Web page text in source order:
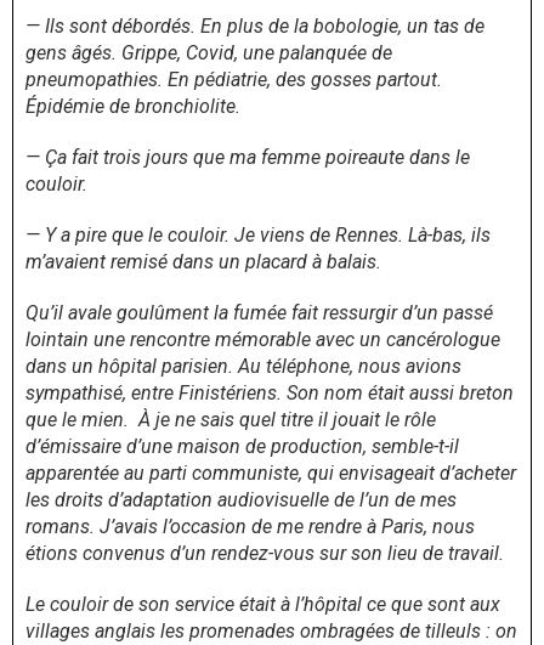
— Ils sont débordés. En plus de la bobologie, un tas de
gens âgés. Grippe, Covid, une palanquée de
pneumopathies. En pédiatrie, des gosses partout.
Épidémie de bronchiolite.
— Ça fait trois jours que ma femme poireaute dans le
couloir.
— Y a pire que le couloir. Je viens de Rennes. Là-bas, ils
m’avaient remisé dans un placard à balais.
Qu’il avale goulûment la fumée fait ressurgir d’un passé
lointain une rencontre mémorable avec un cancérologue
dans un hôpital parisien. Au téléphone, nous avions
sympathisé, entre Finistériens. Son nom était aussi breton
que le mien. À je ne sais quel titre il jouait le rôle
d’émissaire d’une maison de production, semble-t-il
apparentée au parti communiste, qui envisageait d’acheter
les droits d’adaptation audiovisuelle de l’un de mes
romans. J’avais l’occasion de me rendre à Paris, nous
étions convenus d’un rendez-vous sur son lieu de travail.
Le couloir de son service était à l’hôpital ce que sont aux
villages anglais les promenades ombragées de tilleuls : on